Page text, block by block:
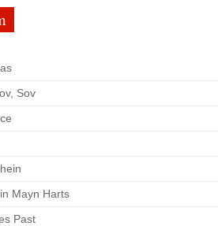
Sov
Mayn Harts
Past